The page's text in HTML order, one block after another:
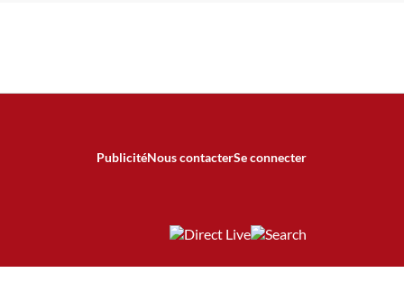
PublicitéNous contacterSe connecter